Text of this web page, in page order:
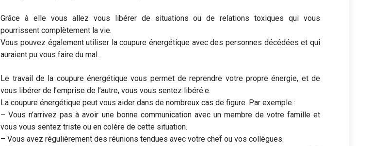
Grâce à elle vous allez vous libérer de situations ou de relations toxiques qui vous
pourrissent complètement la vie.
Vous pouvez également utiliser la coupure énergétique avec des personnes décédées et qui
auraient pu vous faire du mal.
Le travail de la coupure énergétique vous permet de reprendre votre propre énergie, et de
vous libérer de l’emprise de l’autre, vous vous sentez libéré.e.
La coupure énergétique peut vous aider dans de nombreux cas de figure. Par exemple :
– Vous n’arrivez pas à avoir une bonne communication avec un membre de votre famille et
vous vous sentez triste ou en colère de cette situation.
– Vous avez régulièrement des réunions tendues avec votre chef ou vos collègues.